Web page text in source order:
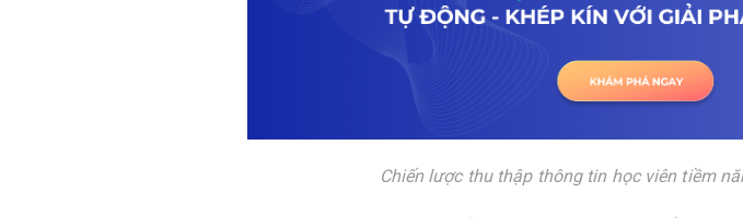
Chiến lược thu thập thông tin học viên tiềm